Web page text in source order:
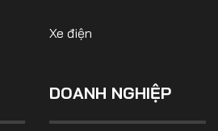
Xe điện
DOANH NGHIỆP